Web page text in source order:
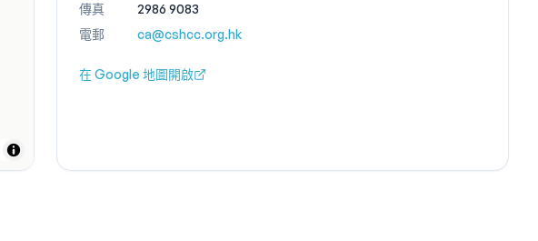
傳真
2986 9083
電郵
ca@cshcc.org.hk
在 Google 地圖開啟